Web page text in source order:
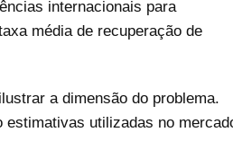
internacionais para
média de recuperação de
a dimensão do problema.
estimativas utilizadas no